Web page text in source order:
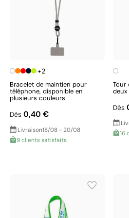
+2
Bracelet de maintien pour
téléphone, disponible en
plusieurs couleurs
Dès 0,40 €
Livraison18/08 - 20/08
9 clients satisfaits
Tour
Dès
16